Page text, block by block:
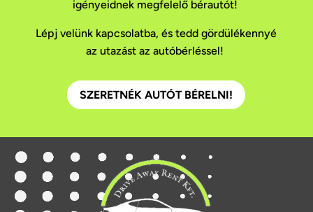
igényeidnek megfelelő bérautót!
Lépj velünk kapcsolatba, és tedd gördülékennyé
az utazást az autóbérléssel!
SZERETNÉK AUTÓT BÉRELNI!